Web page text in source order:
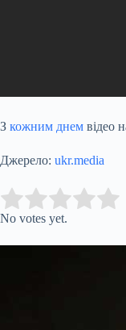
З кожним днем відео
Джерело: ukr.media
Rate this item:
No votes yet.